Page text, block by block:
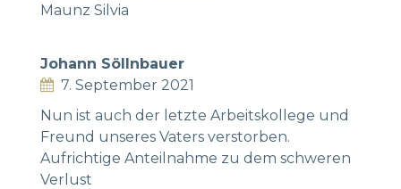
Maunz Silvia
Johann Söllnbauer
7. September 2021
Nun ist auch der letzte Arbeitskollege und
Freund unseres Vaters verstorben.
Aufrichtige Anteilnahme zu dem schweren
Verlust